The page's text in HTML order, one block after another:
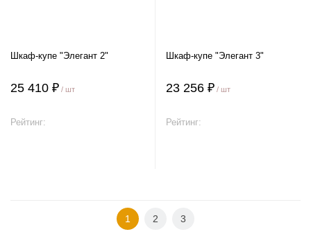
Шкаф-купе "Элегант 2"
25 410 ₽ / шт
Рейтинг:
Шкаф-купе "Элегант 3"
23 256 ₽ / шт
Рейтинг:
1 2 3